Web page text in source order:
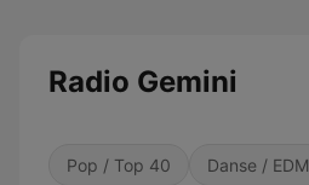
Radio Gemini
Pop / Top 40 Danse / EDM